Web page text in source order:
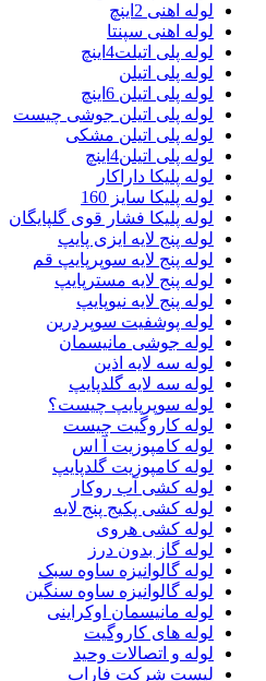
لوله اهنی 2اینچ
لوله اهنی سپنتا
لوله پلی اتیلت4اینچ
لوله پلی اتیلن
لوله پلی اتیلن 6اینچ
لوله پلی اتیلن جوشی چیست
لوله پلی اتیلن مشکی
لوله پلی اتیلن4اینچ
لوله پلیکا داراکار
لوله پلیکا سایز 160
لوله پلیکا فشار قوی گلپایگان
لوله پنج لایه ایزی پایپ
لوله پنج لایه سوپرپایپ قم
لوله پنج لایه مسترپایپ
لوله پنج لایه نیوپایپ
لوله پوشفیت سوپردرین
لوله جوشی مانیسمان
لوله سه لایه اذین
لوله سه لایه گلدپایپ
لوله سوپرپایپ چیست؟
لوله کاروگیت چیست
لوله کامپوزیت آ اس
لوله کامپوزیت گلدپایپ
لوله کشی آب روکار
لوله کشی پکیج پنج لایه
لوله کشی هروی
لوله گاز بدون درز
لوله گالوانیزه ساوه سبک
لوله گالوانیزه ساوه سنگین
لوله مانیسمان اوکراینی
لوله های کاروگیت
لوله و اتصالات وحید
لیست شرکت فاراب